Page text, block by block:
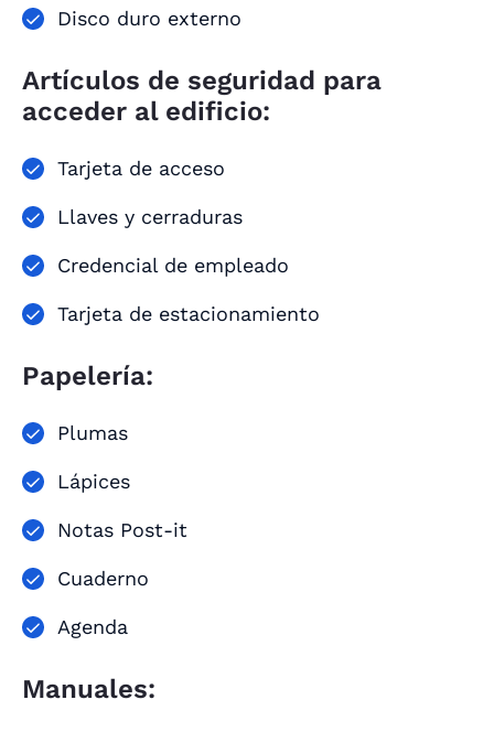
Disco duro externo
Artículos de seguridad para
acceder al edificio:
Tarjeta de acceso
Llaves y cerraduras
Credencial de empleado
Tarjeta de estacionamiento
Papelería:
Plumas
Lápices
Notas Post-it
Cuaderno
Agenda
Manuales: